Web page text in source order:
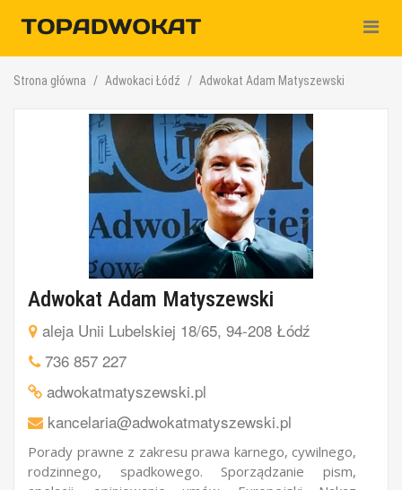
Strona główna Adwokaci Łódź Adwokat Adam Matyszewski
Adwokat Adam Matyszewski
aleja Unii Lubelskiej 18/65, 94-208 Łódź
736 857 227
adwokatmatyszewski.pl
kancelaria@adwokatmatyszewski.pl
Porady prawne z zakresu prawa karnego, cywilnego,
rodzinnego, spadkowego. Sporządzanie pism,